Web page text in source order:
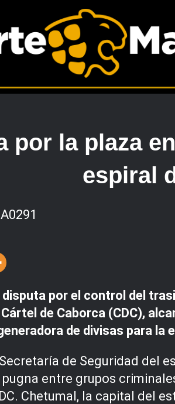
por la plaza
espiral
disputa por el control del
de Caborca (CDC),
de divisas para la
de Seguridad del
pugna entre grupos
Chetumal, la capital del